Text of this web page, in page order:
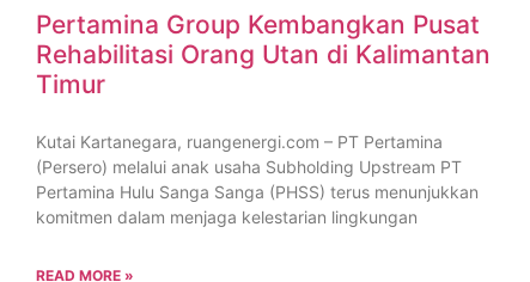
Pertamina Group Kembangkan Pusat
Rehabilitasi Orang Utan di Kalimantan
Timur
Kutai Kartanegara, ruangenergi.com – PT Pertamina
(Persero) melalui anak usaha Subholding Upstream PT
Pertamina Hulu Sanga Sanga (PHSS) terus menunjukkan
komitmen dalam menjaga kelestarian lingkungan
READ MORE »